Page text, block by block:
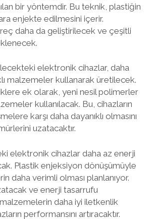
bir yöntemdir. Bu teknik, plastiğin
enjekte edilmesini içerir.
daha da geliştirilecek ve çeşitli
elektronik cihazlar, daha
malzemeler kullanarak üretilecek.
ek olarak, yeni nesil polimerler
kullanılacak. Bu, cihazların
karşı daha dayanıklı olmasını
uzatacaktır.
elektronik cihazlar daha az enerji
Plastik enjeksiyon dönüşümüyle
daha verimli olması planlanıyor.
ve enerji tasarrufu
daha iyi iletkenlik
performansını artıracaktır.